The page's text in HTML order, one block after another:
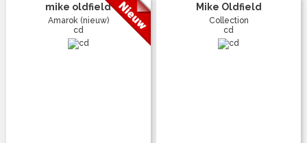
mike oldfield
Amarok (nieuw)
cd
Mike Oldfield
Collection
cd